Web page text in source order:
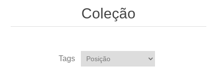
Coleção
Tags